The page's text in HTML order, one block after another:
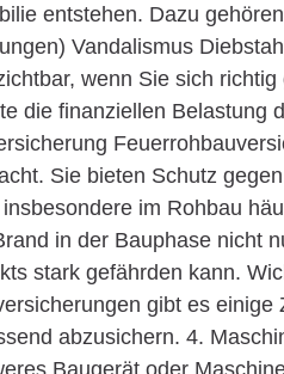
entstehen. Dazu
Vandalismus
wenn Sie sich
die finanziellen Belastung
Sie bieten Schutz
im Rohbau
in der Bauphase nicht
stark gefährden kann.
gibt es einige
abzusichern. 4.
Baugerät oder